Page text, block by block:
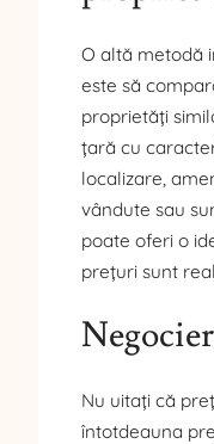
O altă metodă
este să
proprietăți
țară cu
localizare,
vândute sau
poate oferi o
prețuri sunt
Nu uitați că
întotdeauna